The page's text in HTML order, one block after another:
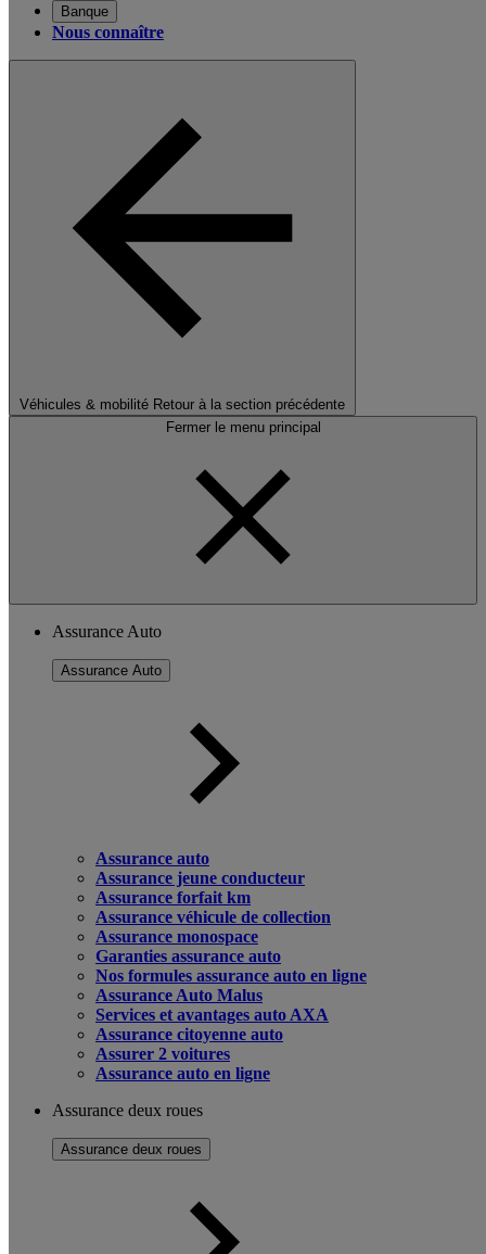
Banque
Nous connaître
Véhicules & mobilité Retour à la section précédente
Fermer le menu principal
Assurance Auto
Assurance Auto
Assurance auto
Assurance jeune conducteur
Assurance forfait km
Assurance véhicule de collection
Assurance monospace
Garanties assurance auto
Nos formules assurance auto en ligne
Assurance Auto Malus
Services et avantages auto AXA
Assurance citoyenne auto
Assurer 2 voitures
Assurance auto en ligne
Assurance deux roues
Assurance deux roues